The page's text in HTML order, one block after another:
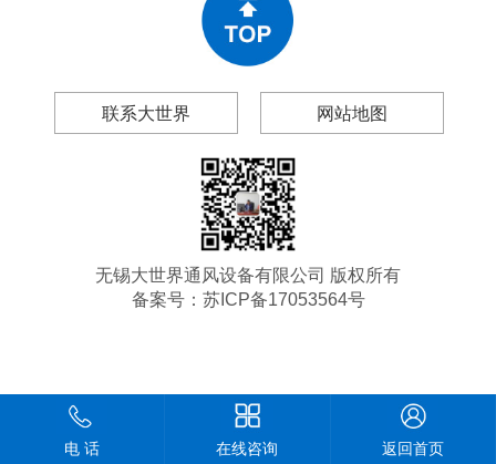
联系大世界 网站地图
无锡大世界通风设备有限公司 版权所有
备案号： 苏ICP备17053564号
电 话 在线咨询 返回首页